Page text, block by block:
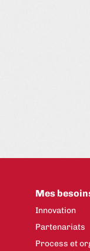
Mes
Innovation
Partenariats
Process et